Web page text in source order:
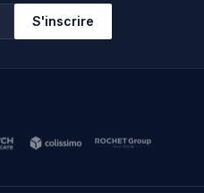
S'inscrire